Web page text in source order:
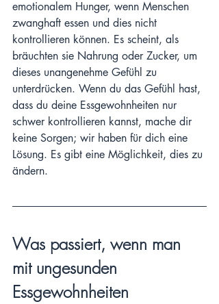
emotionalem Hunger, wenn Menschen
zwanghaft essen und dies nicht
kontrollieren können. Es scheint, als
bräuchten sie Nahrung oder Zucker, um
dieses unangenehme Gefühl zu
unterdrücken. Wenn du das Gefühl hast,
dass du deine Essgewohnheiten nur
schwer kontrollieren kannst, mache dir
keine Sorgen; wir haben für dich eine
Lösung. Es gibt eine Möglichkeit, dies zu
ändern.
Was passiert, wenn man
mit ungesunden
Essgewohnheiten